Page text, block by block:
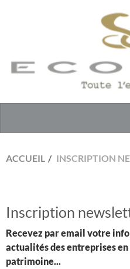
ACCUEIL INSCRIPTION
Inscription
Recevez par email votre
actualités des entreprises
patrimoine...